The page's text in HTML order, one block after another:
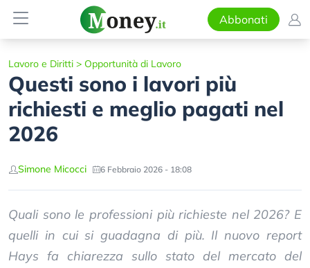
Abbonati
Lavoro e Diritti > Opportunità di Lavoro
Questi sono i lavori più
richiesti e meglio pagati nel
2026
Simone Micocci 6 Febbraio 2026 - 18:08
Quali sono le professioni più richieste nel 2026? E
quelli in cui si guadagna di più. Il nuovo report
Hays fa chiarezza sullo stato del mercato del